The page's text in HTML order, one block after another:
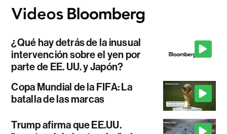
¿Qué hay detrás de la inusual
intervención sobre el yen por
parte de EE. UU. y Japón?
Copa Mundial de la FIFA: La
batalla de las marcas
Trump afirma que EE.UU.